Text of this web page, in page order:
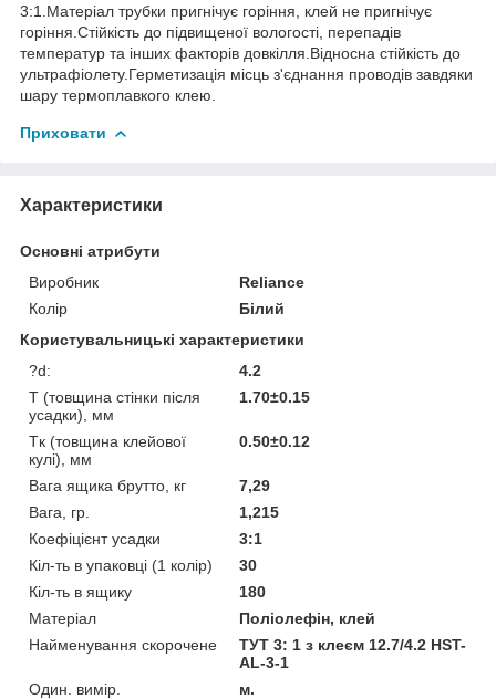
3:1.Матеріал трубки пригнічує горіння, клей не пригнічує
горіння.Стійкість до підвищеної вологості, перепадів
температур та інших факторів довкілля.Відносна стійкість до
ультрафіолету.Герметизація місць з'єднання проводів завдяки
шару термоплавкого клею.
Приховати
Характеристики
Основні атрибути
Виробник
Reliance
Колір
Білий
Користувальницькі характеристики
?d:
4.2
T (товщина стінки після
усадки), мм
1.70±0.15
Tк (товщина клейової
кулі), мм
0.50±0.12
Вага ящика брутто, кг
7,29
Вага, гр.
1,215
Коефіцієнт усадки
3:1
Кіл-ть в упаковці (1 колір)
30
Кіл-ть в ящику
180
Матеріал
Поліолефін, клей
Найменування скорочене
ТУТ 3: 1 з клеєм 12.7/4.2 HST-
AL-3-1
Один. вимір.
м.